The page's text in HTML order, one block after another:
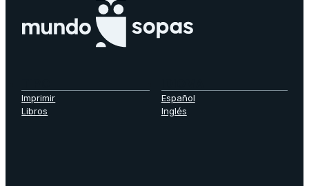
Imprimir
Libros
Español
Inglés